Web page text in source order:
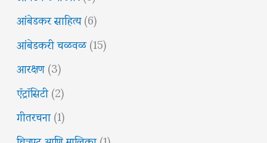
आंबेडकर साहित्य(6)
आंबेडकरी चळवळ(15)
आरक्षण(3)
ऍट्रॉसिटी(2)
गीतरचना(1)